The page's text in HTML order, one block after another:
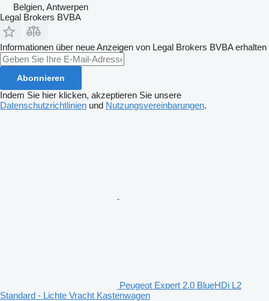
Belgien, Antwerpen
Legal Brokers BVBA
Informationen über neue Anzeigen von Legal Brokers BVBA erhalten
Abonnieren
Indem Sie hier klicken, akzeptieren Sie unsere
Datenschutzrichtlinien und Nutzungsvereinbarungen.
Peugeot Expert 2.0 BlueHDi L2
Standard - Lichte Vracht Kastenwagen